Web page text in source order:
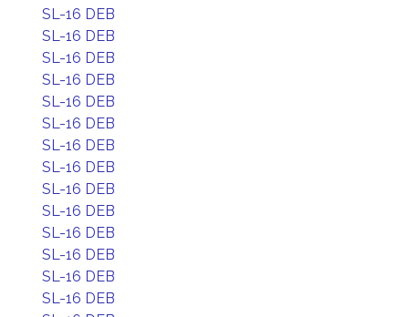
SL-16 DEB
SL-16 DEB
SL-16 DEB
SL-16 DEB
SL-16 DEB
SL-16 DEB
SL-16 DEB
SL-16 DEB
SL-16 DEB
SL-16 DEB
SL-16 DEB
SL-16 DEB
SL-16 DEB
SL-16 DEB